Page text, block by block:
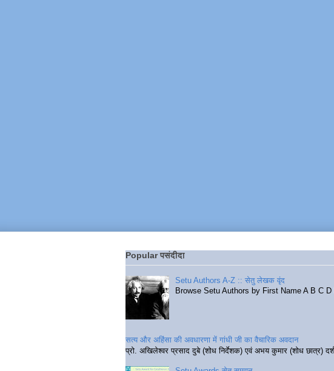
Popular पसंदीदा
Setu Authors A-Z :: सेतु लेखक वृंद
Browse Setu Authors by First Name A B C
सत्य और अहिंसा की अवधारणा में गांधी जी का वैचारिक अवदान
प्रो. अखिलेश्वर प्रसाद दुबे (शोध निर्देशक) एवं अभय कुमार (शोध छात्र)